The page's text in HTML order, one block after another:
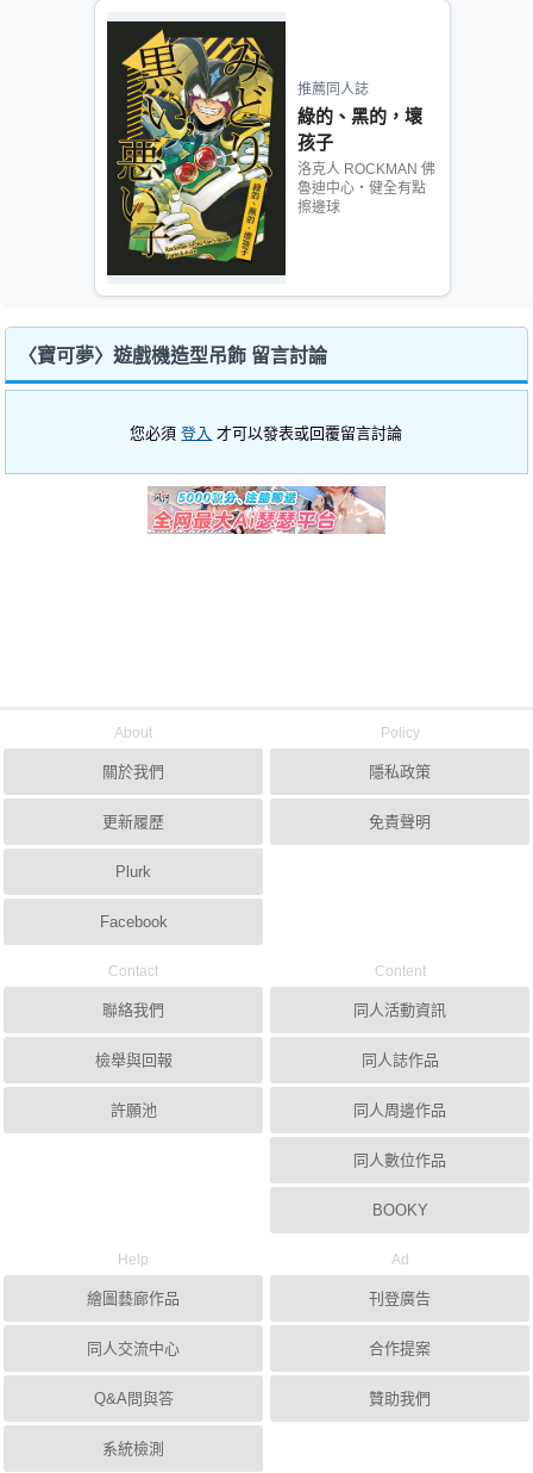
推薦同人誌
綠的、黑的，壞
孩子
洛克人 ROCKMAN 佛
魯迪中心‧健全有點
擦邊球
〈寶可夢〉遊戲機造型吊飾 留言討論
您必須登入 才可以發表或回覆留言討論
About
關於我們
更新履歷
Plurk
Facebook
Policy
隱私政策
免責聲明
Contact
聯絡我們
檢舉與回報
許願池
Content
同人活動資訊
同人誌作品
同人周邊作品
同人數位作品
BOOKY
Help
繪圖藝廊作品
同人交流中心
Q&A問與答
系統檢測
Ad
刊登廣告
合作提案
贊助我們